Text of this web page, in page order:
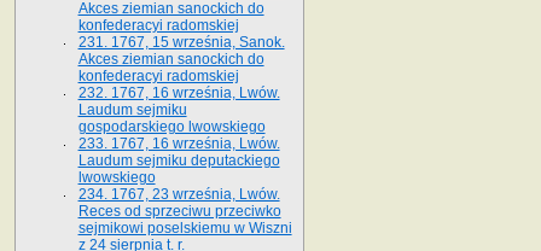
Akces ziemian sanockich do
konfederacyi radomskiej
231. 1767, 15 września, Sanok.
Akces ziemian sanockich do
konfederacyi radomskiej
232. 1767, 16 września, Lwów.
Laudum sejmiku
gospodarskiego lwowskiego
233. 1767, 16 września, Lwów.
Laudum sejmiku deputackiego
lwowskiego
234. 1767, 23 września, Lwów.
Reces od sprzeciwu przeciwko
sejmikowi poselskiemu w Wiszni
z 24 sierpnia t. r.